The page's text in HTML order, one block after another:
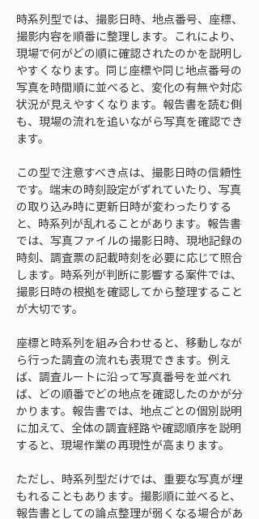
時系列型では、撮影日時、地点番号、座標、
撮影内容を順番に整理します。これにより、
現場で何がどの順に確認されたのかを説明し
やすくなります。同じ座標や同じ地点番号の
写真を時間順に並べると、変化の有無や対応
状況が見えやすくなります。報告書を読む側
も、現場の流れを追いながら写真を確認でき
ます。
この型で注意すべき点は、撮影日時の信頼性
です。端末の時刻設定がずれていたり、写真
の取り込み時に更新日時が変わったりする
と、時系列が乱れることがあります。報告書
では、写真ファイルの撮影日時、現地記録の
時刻、調査票の記載時刻を必要に応じて照合
します。時系列が判断に影響する案件では、
撮影日時の根拠を確認してから整理すること
が大切です。
座標と時系列を組み合わせると、移動しなが
ら行った調査の流れも表現できます。例え
ば、調査ルートに沿って写真番号を並べれ
ば、どの順番でどの地点を確認したのかが分
かります。報告書では、地点ごとの個別説明
に加えて、全体の調査経路や確認順序を説明
すると、現場作業の再現性が高まります。
ただし、時系列型だけでは、重要な写真が埋
もれることもあります。撮影順に並べると、
報告書としての論点整理が弱くなる場合があ